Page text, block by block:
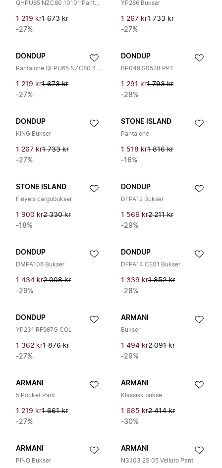
QHPU65 NZC80 10101 Pantalone
1 219 kr1 673 kr
-27%
YP286 Bukser
1 267 kr1 733 kr
-27%
DONDUP
Pantalone QFPU65 NZC80 40924
1 219 kr1 673 kr
-27%
DONDUP
BP049 S052B PPT
1 291 kr1 793 kr
-28%
DONDUP
KING Bukser
1 267 kr1 733 kr
-27%
STONE ISLAND
Pantalone
1 518 kr1 816 kr
-16%
STONE ISLAND
Fløyels cargobukser
1 900 kr2 330 kr
-18%
DONDUP
DFPA12 Bukser
1 566 kr2 211 kr
-29%
DONDUP
DMPA106 Bukser
1 434 kr2 008 kr
-29%
DONDUP
DFPA14 CE01 Bukser
1 339 kr1 852 kr
-28%
DONDUP
YP231 RF987G COL
1 362 kr1 876 kr
-27%
ARMANI
Bukser
1 494 kr2 091 kr
-29%
ARMANI
5 Pocket Pant
1 219 kr1 661 kr
-27%
ARMANI
Klassisk bukse
1 685 kr2 414 kr
-30%
ARMANI
PINO Bukser
ARMANI
N3J03 2S 05 Velluto Pant